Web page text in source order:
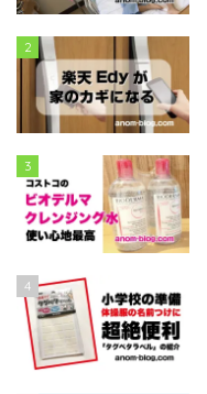
2
3
4